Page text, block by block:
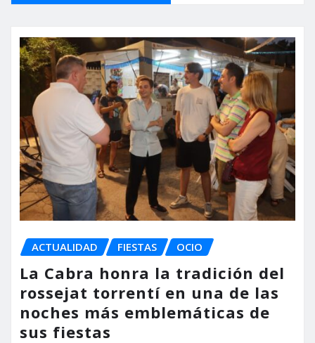
ACTUALIDAD FIESTAS OCIO
La Cabra honra la tradición del
rossejat torrentí en una de las
noches más emblemáticas de
sus fiestas